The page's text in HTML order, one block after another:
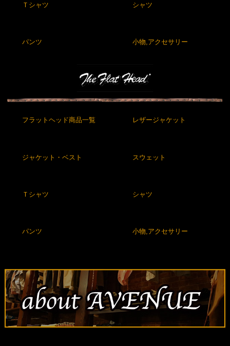
Ｔシャツ シャツ
パンツ 小物,アクセサリー
フラットヘッド商品一覧 レザージャケット
ジャケット・ベスト スウェット
Ｔシャツ シャツ
パンツ 小物,アクセサリー